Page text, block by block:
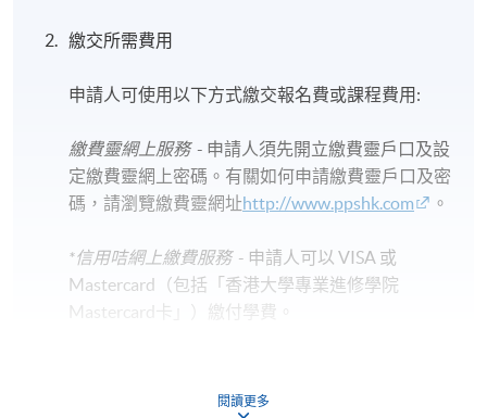
繳交所需費用
申請人可使用以下方式繳交報名費或課程費用:
繳費靈網上服務- 申請人須先開立繳費靈戶口及設
定繳費靈網上密碼。有關如何申請繳費靈戶口及密
碼，請瀏覽繳費靈網址http://www.ppshk.com 。
*信用咭網上繳費服務- 申請人可以 VISA 或
Mastercard（包括「香港大學專業進修學院
Mastercard卡」）繳付學費。
月免息分期付款優惠，必須親臨本學院設有報名服務的教
閱讀更多